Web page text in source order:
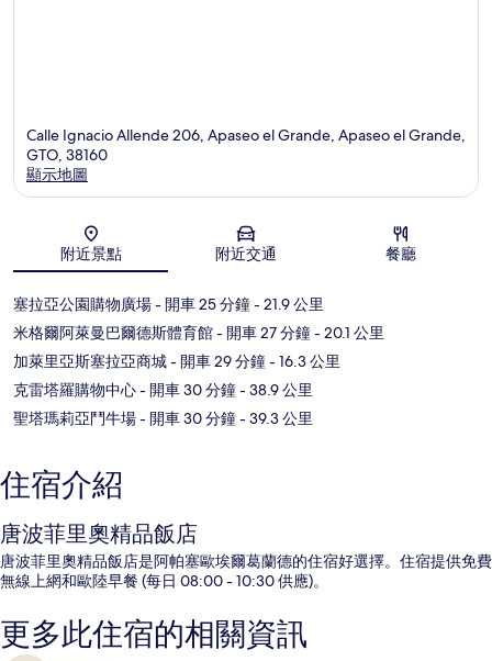
Calle Ignacio Allende 206, Apaseo el Grande, Apaseo el Grande,
GTO, 38160
顯示地圖
附近景點 附近交通 餐廳
塞拉亞公園購物廣場- 開車 25 分鐘- 21.9 公里
米格爾阿萊曼巴爾德斯體育館- 開車 27 分鐘- 20.1 公里
加萊里亞斯塞拉亞商城- 開車 29 分鐘- 16.3 公里
克雷塔羅購物中心- 開車 30 分鐘- 38.9 公里
聖塔瑪莉亞鬥牛場- 開車 30 分鐘- 39.3 公里
住宿介紹
唐波菲里奧精品飯店
唐波菲里奧精品飯店是阿帕塞歐埃爾葛蘭德的住宿好選擇。住宿提供免費
無線上網和歐陸早餐 (每日 08:00 - 10:30 供應)。
更多此住宿的相關資訊